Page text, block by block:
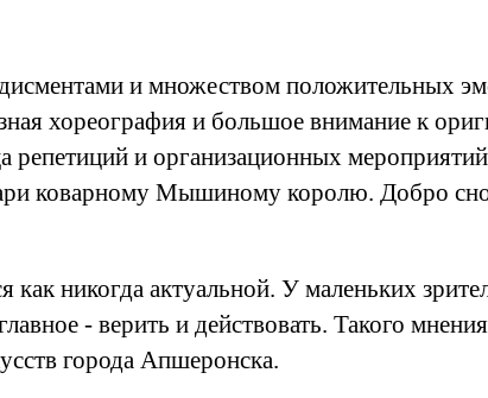
и множеством положительных
хореография и большое внимание к
и организационных
коварному Мышиному королю. Добро
никогда актуальной. У маленьких
- верить и действовать. Такого
города Апшеронска.